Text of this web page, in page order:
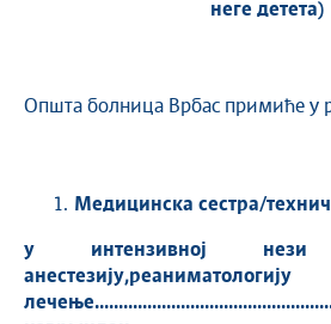
неге детета)
Општа болница Врбас примиће у
Медицинска сестра/
у интензивној